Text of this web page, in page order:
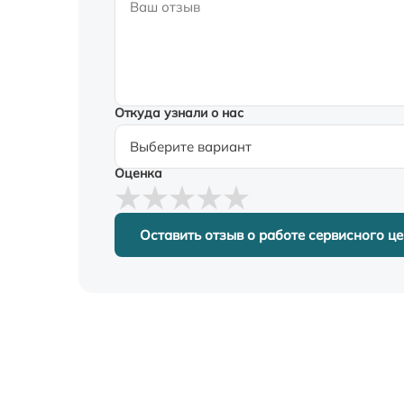
Откуда узнали о нас
Оценка
Оставить отзыв о работе сервисного